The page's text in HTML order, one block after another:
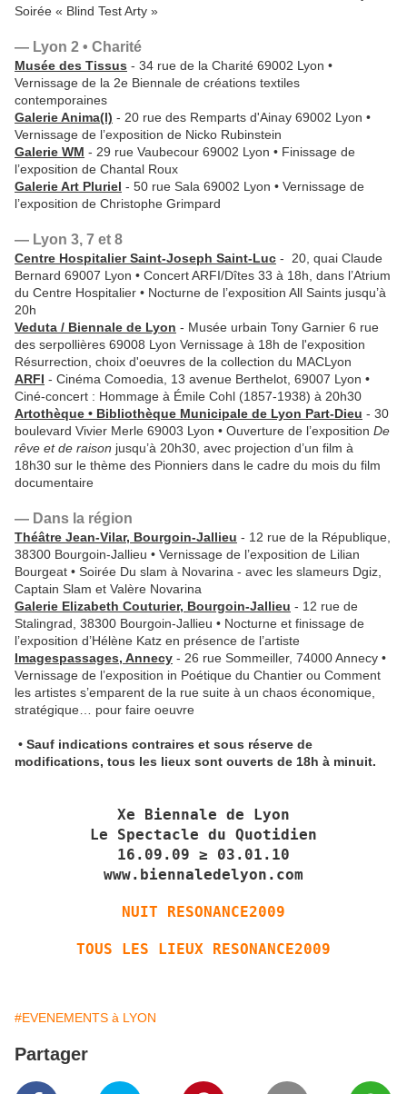
Soirée « Blind Test Arty »
— Lyon 2 • Charité
Musée des Tissus - 34 rue de la Charité 69002 Lyon •
Vernissage de la 2e Biennale de créations textiles
contemporaines
Galerie Anima(l) - 20 rue des Remparts d'Ainay 69002 Lyon •
Vernissage de l’exposition de Nicko Rubinstein
Galerie WM - 29 rue Vaubecour 69002 Lyon • Finissage de
l’exposition de Chantal Roux
Galerie Art Pluriel - 50 rue Sala 69002 Lyon • Vernissage de
l’exposition de Christophe Grimpard
— Lyon 3, 7 et 8
Centre Hospitalier Saint-Joseph Saint-Luc - 20, quai Claude
Bernard 69007 Lyon • Concert ARFI/Dîtes 33 à 18h, dans l’Atrium
du Centre Hospitalier • Nocturne de l’exposition All Saints jusqu’à
20h
Veduta / Biennale de Lyon - Musée urbain Tony Garnier 6 rue
des serpollières 69008 Lyon Vernissage à 18h de l'exposition
Résurrection, choix d'oeuvres de la collection du MACLyon
ARFI - Cinéma Comoedia, 13 avenue Berthelot, 69007 Lyon •
Ciné-concert : Hommage à Émile Cohl (1857-1938) à 20h30
Artothèque • Bibliothèque Municipale de Lyon Part-Dieu - 30
boulevard Vivier Merle 69003 Lyon • Ouverture de l’exposition De
rêve et de raison jusqu’à 20h30, avec projection d’un film à
18h30 sur le thème des Pionniers dans le cadre du mois du film
documentaire
— Dans la région
Théâtre Jean-Vilar, Bourgoin-Jallieu - 12 rue de la République,
38300 Bourgoin-Jallieu • Vernissage de l’exposition de Lilian
Bourgeat • Soirée Du slam à Novarina - avec les slameurs Dgiz,
Captain Slam et Valère Novarina
Galerie Elizabeth Couturier, Bourgoin-Jallieu - 12 rue de
Stalingrad, 38300 Bourgoin-Jallieu • Nocturne et finissage de
l’exposition d’Hélène Katz en présence de l’artiste
Imagespassages, Annecy - 26 rue Sommeiller, 74000 Annecy •
Vernissage de l’exposition in Poétique du Chantier ou Comment
les artistes s’emparent de la rue suite à un chaos économique,
stratégique… pour faire oeuvre
• Sauf indications contraires et sous réserve de
modifications, tous les lieux sont ouverts de 18h à minuit.
Xe Biennale de Lyon
Le Spectacle du Quotidien
16.09.09 ≥ 03.01.10
www.biennaledelyon.com
NUIT RESONANCE2009
TOUS LES LIEUX RESONANCE2009
#EVENEMENTS à LYON
Partager